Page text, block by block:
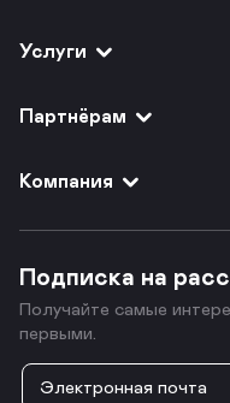
Услуги
Партнёрам
Компания
Подписка на
Получайте самые
первыми.